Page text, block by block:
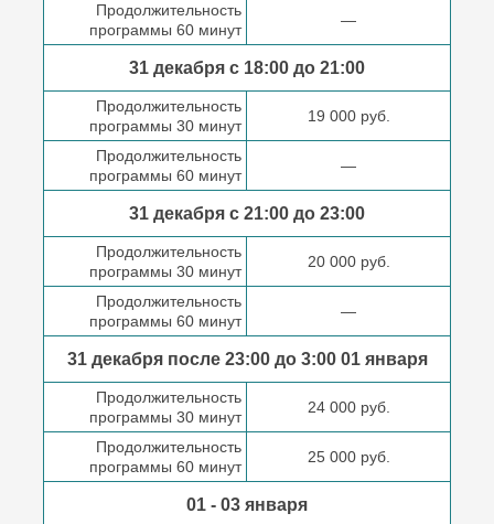
Продолжительность
программы 60 минут
—
31 декабря с 18:00 до 21:00
Продолжительность
программы 30 минут
19 000 руб.
Продолжительность
программы 60 минут
—
31 декабря с 21:00 до 23:00
Продолжительность
программы 30 минут
20 000 руб.
Продолжительность
программы 60 минут
—
31 декабря после23:00 до 3:0001 января
Продолжительность
программы 30 минут
24 000 руб.
Продолжительность
программы 60 минут
25 000 руб.
01 - 03 января